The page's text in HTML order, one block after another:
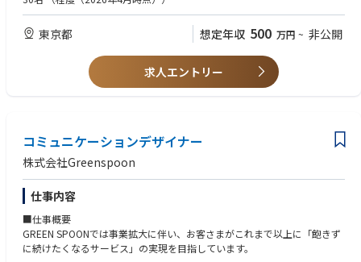
■このポジションの魅力
つくったものが、そのまま「続けたくなる理由」になる。あなたのデザイ
ます。
土台から、いっしょに。
コンポーネント設計も、ガイドラインづくりも。できあがった仕組みを使
うのではなく、その基盤からつくれます。
アイデアが、すぐ形になる。
少数精鋭だからこそ、思いついたことがすぐ動き出す。改善まで、責任を
持って見届けられます。
デザインガイドラインなど運用システムの構築経験
ユーザーインタビュー、ユーザーテスト、データ分析の実務経験
■求める人物像
GREEN SPOONのビジョン「自分を好きでいつづけられる人生を」に共感
取り組める
担当領域にこだわらず、事業を発展させるために必要な行動がとれる方
風通しの良い社風のある会社で仕事がしたい方
東京都 想定年収 500 万円 ~ 非公開
求人エントリー
コミュニケーションデザイナー
株式会社Greenspoon
仕事内容
■仕事概要
GREEN SPOONでは事業拡大に伴い、お客さまがこれまで以上に「飽きず
に続けたくなるサービス」の実現を目指しています。